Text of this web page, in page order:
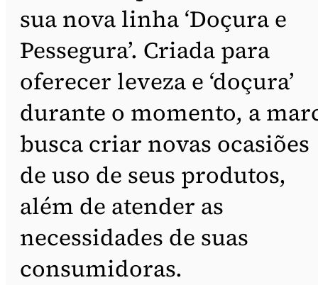
sua nova linha ‘Doçura e
Pessegura’. Criada para
oferecer leveza e ‘doçura’
durante o momento, a
busca criar novas ocasiões
de uso de seus produtos,
além de atender as
necessidades de suas
consumidoras.